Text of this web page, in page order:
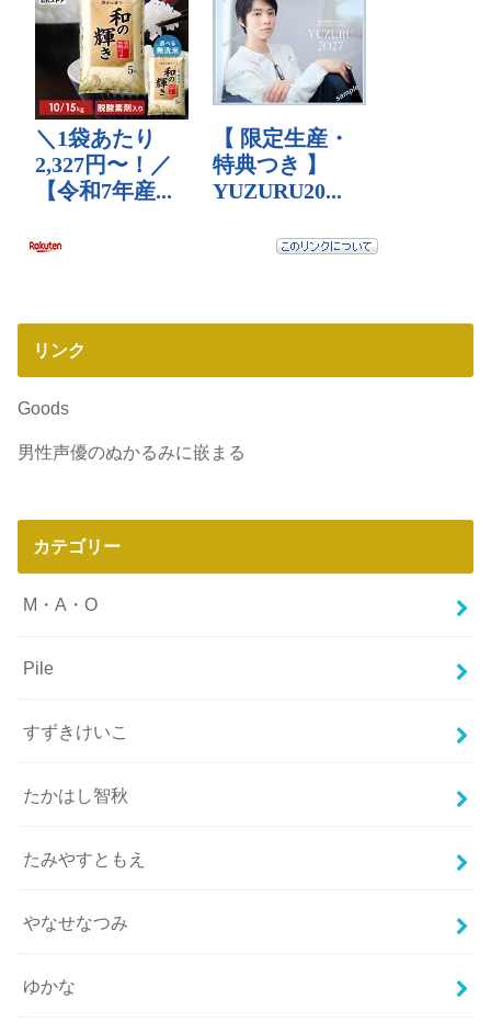
リンク
Goods
男性声優のぬかるみに嵌まる
カテゴリー
M・A・O
Pile
すずきけいこ
たかはし智秋
たみやすともえ
やなせなつみ
ゆかな